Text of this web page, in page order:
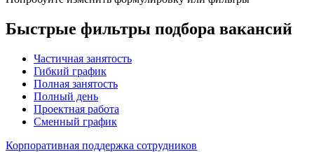
Быстрые фильтры подбора вакансий
Частичная занятость
Гибкий график
Полная занятость
Полный день
Проектная работа
Сменный график
Корпоративная поддержка сотрудников